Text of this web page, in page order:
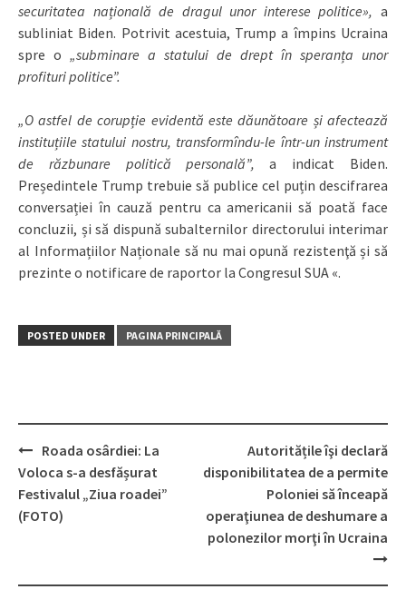
securitatea națională de dragul unor interese politice», a
subliniat Biden. Potrivit acestuia, Trump a împins Ucraina
spre o „subminare a statului de drept în speranța unor
profituri politice”.
„O astfel de corupție evidentă este dăunătoare și afectează
instituțiile statului nostru, transformîndu-le într-un instrument
de răzbunare politică personală”, a indicat Biden.
Președintele Trump trebuie să publice cel puțin descifrarea
conversației în cauză pentru ca americanii să poată face
concluzii, și să dispună subalternilor directorului interimar
al Informațiilor Naționale să nu mai opună rezistenţă și să
prezinte o notificare de raportor la Congresul SUA «.
POSTED UNDER PAGINA PRINCIPALĂ
Post
navigation
Roada osârdiei: La
Voloca s-a desfășurat
Festivalul „Ziua roadei”
(FOTO)
Autoritățile îşi declară
disponibilitatea de a permite
Poloniei să înceapă
operaţiunea de deshumare a
polonezilor morţi în Ucraina